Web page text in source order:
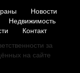
Новости
Недвижимость
Контакт
за
на сайте